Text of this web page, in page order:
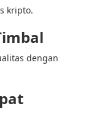
kripto.
dengan